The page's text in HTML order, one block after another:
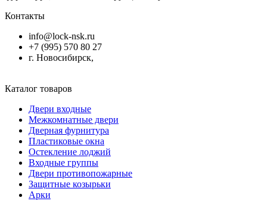
Контакты
info@lock-nsk.ru
+7 (995) 570 80 27
г. Новосибирск,
Каталог товаров
Двери входные
Межкомнатные двери
Дверная фурнитура
Пластиковые окна
Остекление лоджий
Входные группы
Двери противопожарные
Защитные козырьки
Арки